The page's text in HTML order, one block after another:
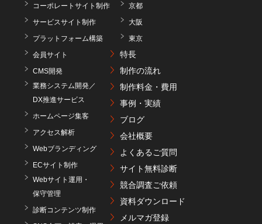
コーポレートサイト制作
サービスサイト制作
プラットフォーム構築
会員サイト
CMS開発
業務システム開発／
DX推進サービス
ホームページ集客
アクセス解析
Webブランディング
ECサイト制作
Webサイト運用・
保守管理
診断コンテンツ制作
京都
大阪
東京
特長
制作の流れ
制作料金・費用
事例・実績
ブログ
会社概要
よくあるご質問
サイト無料診断
競合調査ご依頼
資料ダウンロード
メルマガ登録